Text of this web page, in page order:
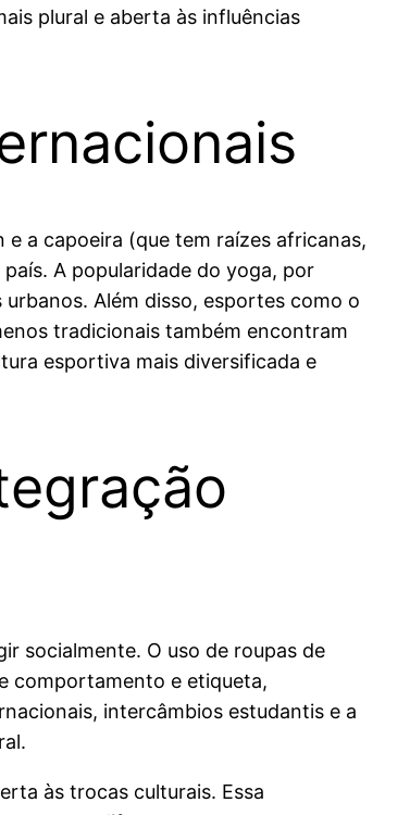
plural e aberta às influências
a capoeira (que tem raízes africanas,
A popularidade do yoga, por
Além disso, esportes como o
tradicionais também encontram
esportiva mais diversificada e
socialmente. O uso de roupas de
comportamento e etiqueta,
intercâmbios estudantis e a
às trocas culturais. Essa